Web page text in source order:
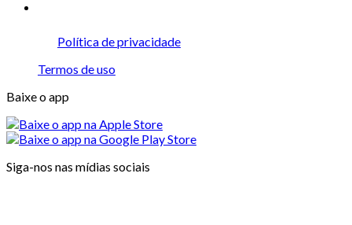
Política de privacidade
Termos de uso
Baixe o app
Siga-nos nas mídias sociais